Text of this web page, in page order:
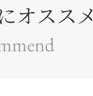
オススメ